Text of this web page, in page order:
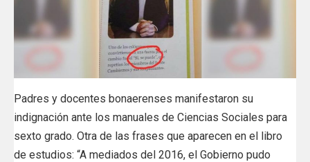
Padres y docentes bonaerenses manifestaron su
indignación ante los manuales de Ciencias Sociales para
sexto grado. Otra de las frases que aparecen en el libro
de estudios: “A mediados del 2016, el Gobierno pudo